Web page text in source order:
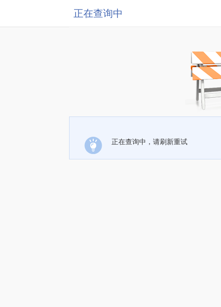
正在查询中
正在查询中，请刷新重试